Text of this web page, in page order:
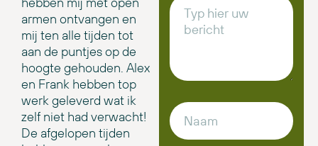
armen ontvangen en
mij ten alle tijden tot
aan de puntjes op de
hoogte gehouden. Alex
en Frank hebben top
werk geleverd wat ik
zelf niet had verwacht!
De afgelopen tijden